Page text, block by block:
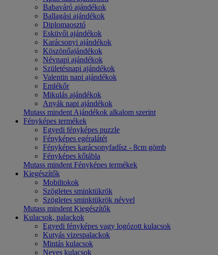
Babaváró ajándékok
Ballagási ajándékok
Diplomaosztó
Esküvői ajándékok
Karácsonyi ajándékok
Köszönőajándékok
Névnapi ajándékok
Születésnapi ajándékok
Valentin napi ajándékok
Emlékőr
Mikulás ajándékok
Anyák napi ajándékok
Mutass mindent Ajándékok alkalom szerint
Fényképes termékek
Egyedi fényképes puzzle
Fényképes egéralátét
Fényképes karácsonyfadísz - 8cm gömb
Fényképes kőtábla
Mutass mindent Fényképes termékek
Kiegészítők
Mobiltokok
Szögletes sminktükrök
Szögletes sminktükrök névvel
Mutass mindent Kiegészítők
Kulacsok, palackok
Egyedi fényképes vagy logózott kulacsok
Kutyás vizespalackok
Mintás kulacsok
Neves kulacsok